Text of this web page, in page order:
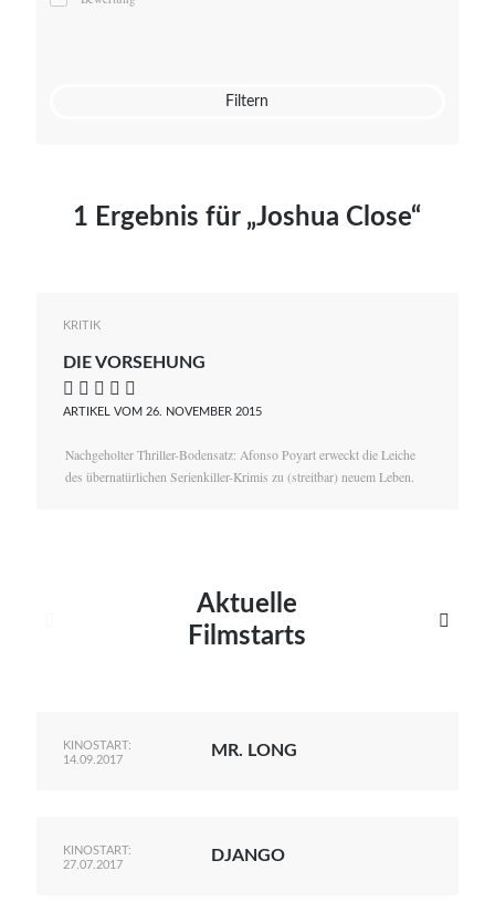
Mato von Vogelstein
Filtern
1 Ergebnis für „Joshua Close“
KRITIK
DIE VORSEHUNG
    
ARTIKEL VOM 26. NOVEMBER 2015
Nachgeholter Thriller-Bodensatz: Afonso Poyart erweckt die Leiche
des übernatürlichen Serienkiller-Krimis zu (streitbar) neuem Leben.
Aktuelle
Filmstarts

KINOSTART:
14.09.2017
MR. LONG
KINOSTART:
27.07.2017
DJANGO